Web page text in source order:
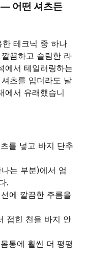
어떤 셔츠든
테크닉 중 하나
끔하고 슬림한 라
에서 테일러링하는
츠를 입더라도 날
에서 유래했습니
를 넣고 바지 단추
는 부분)에서 엄
.
에 깔끔한 주름을
접힌 천을 바지 안
통에 훨씬 더 평평